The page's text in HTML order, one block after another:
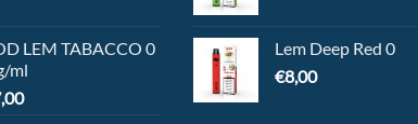
LEM TABACCO 0
ml
Lem Deep Red 0
€8,00